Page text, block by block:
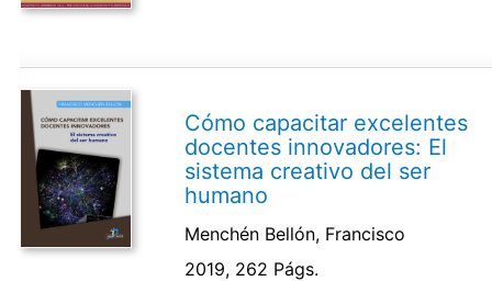
Cómo capacitar excelentes
docentes innovadores: El
sistema creativo del ser
humano
Menchén Bellón, Francisco
2019, 262 Págs.